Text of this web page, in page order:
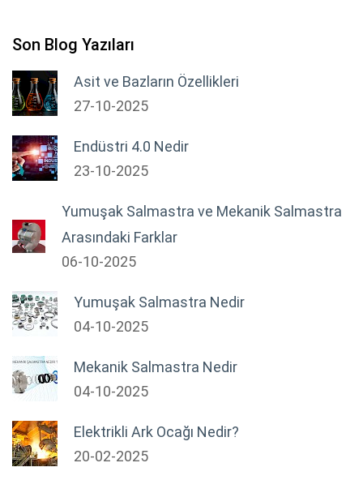
Son Blog Yazıları
Asit ve Bazların Özellikleri
27-10-2025
Endüstri 4.0 Nedir
23-10-2025
Yumuşak Salmastra ve Mekanik Salmastra
Arasındaki Farklar
06-10-2025
Yumuşak Salmastra Nedir
04-10-2025
Mekanik Salmastra Nedir
04-10-2025
Elektrikli Ark Ocağı Nedir?
20-02-2025